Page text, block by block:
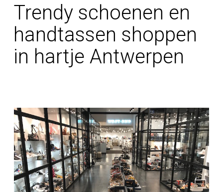
Trendy schoenen en
handtassen shoppen
in hartje Antwerpen